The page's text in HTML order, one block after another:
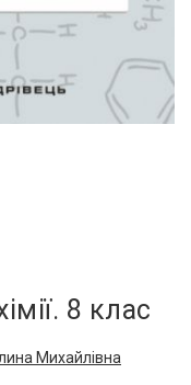
8 клас
Михайлівна